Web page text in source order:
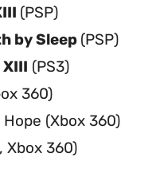
(PSP)
by Sleep (PSP)
(PS3)
360)
(Xbox 360)
Xbox 360)